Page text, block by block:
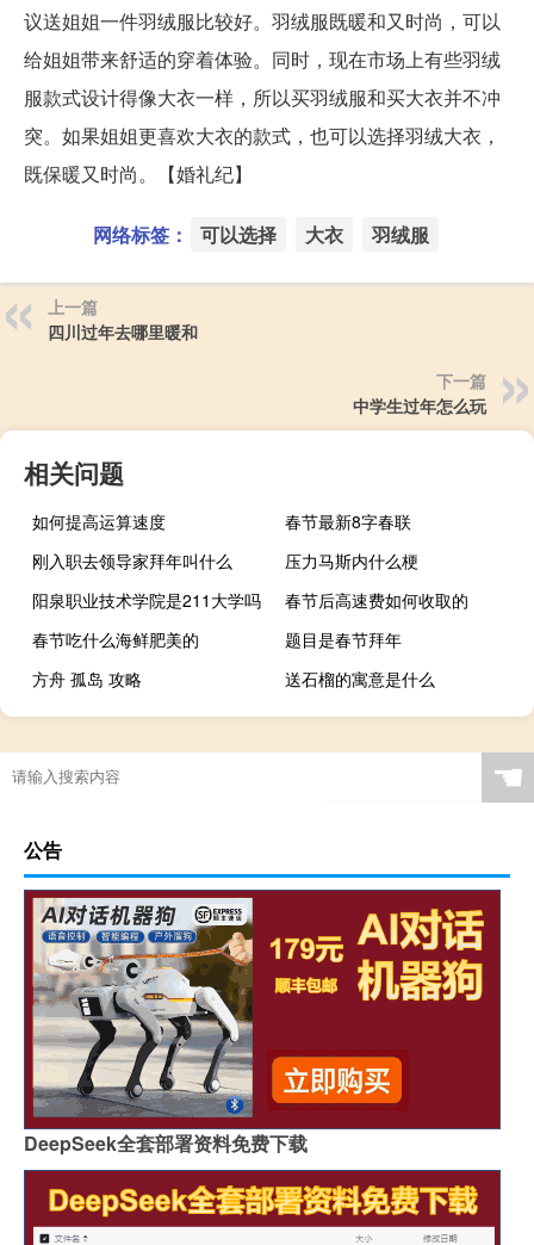
议送姐姐一件羽绒服比较好。羽绒服既暖和又时尚，可以
给姐姐带来舒适的穿着体验。同时，现在市场上有些羽绒
服款式设计得像大衣一样，所以买羽绒服和买大衣并不冲
突。如果姐姐更喜欢大衣的款式，也可以选择羽绒大衣，
既保暖又时尚。【婚礼纪】
网络标签： 可以选择 大衣 羽绒服
上一篇
四川过年去哪里暖和
下一篇
中学生过年怎么玩
相关问题
如何提高运算速度
春节最新8字春联
刚入职去领导家拜年叫什么
压力马斯内什么梗
阳泉职业技术学院是211大学吗
春节后高速费如何收取的
春节吃什么海鲜肥美的
题目是春节拜年
方舟 孤岛 攻略
送石榴的寓意是什么
☚
公告
DeepSeek全套部署资料免费下载